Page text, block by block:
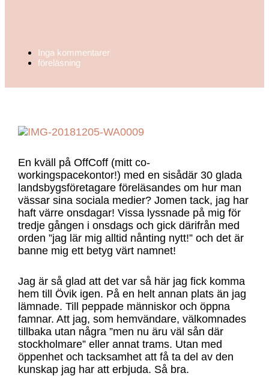
Inga kommentarer
föreläsning
En kväll på OffCoff (mitt co-
workingspacekontor!) med en sisådär 30 glada
landsbygsföretagare föreläsandes om hur man
vässar sina sociala medier? Jomen tack, jag har
haft värre onsdagar! Vissa lyssnade på mig för
tredje gången i onsdags och gick därifrån med
orden ”jag lär mig alltid nånting nytt!” och det är
banne mig ett betyg värt namnet!
Jag är så glad att det var så här jag fick komma
hem till Övik igen. På en helt annan plats än jag
lämnade. Till peppade människor och öppna
famnar. Att jag, som hemvändare, välkomnades
tillbaka utan några ”men nu äru väl sån där
stockholmare” eller annat trams. Utan med
öppenhet och tacksamhet att få ta del av den
kunskap jag har att erbjuda. Så bra.